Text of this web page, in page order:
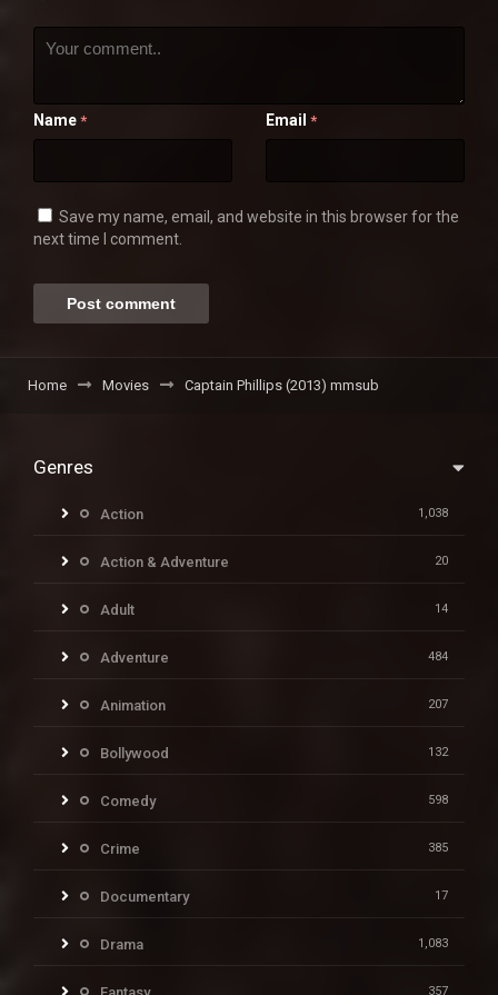
Name * Email *
Save my name, email, and website in this browser for the
next time I comment.
Home Movies Captain Phillips (2013) mmsub
Genres
Action 1,038
Action & Adventure 20
Adult 14
Adventure 484
Animation 207
Bollywood 132
Comedy 598
Crime 385
Documentary 17
Drama 1,083
357